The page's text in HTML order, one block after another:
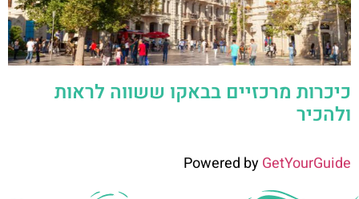
כיכרות מרכזיים בבאקו ששווה לראות
ולהכיר
Powered byGetYourGuide